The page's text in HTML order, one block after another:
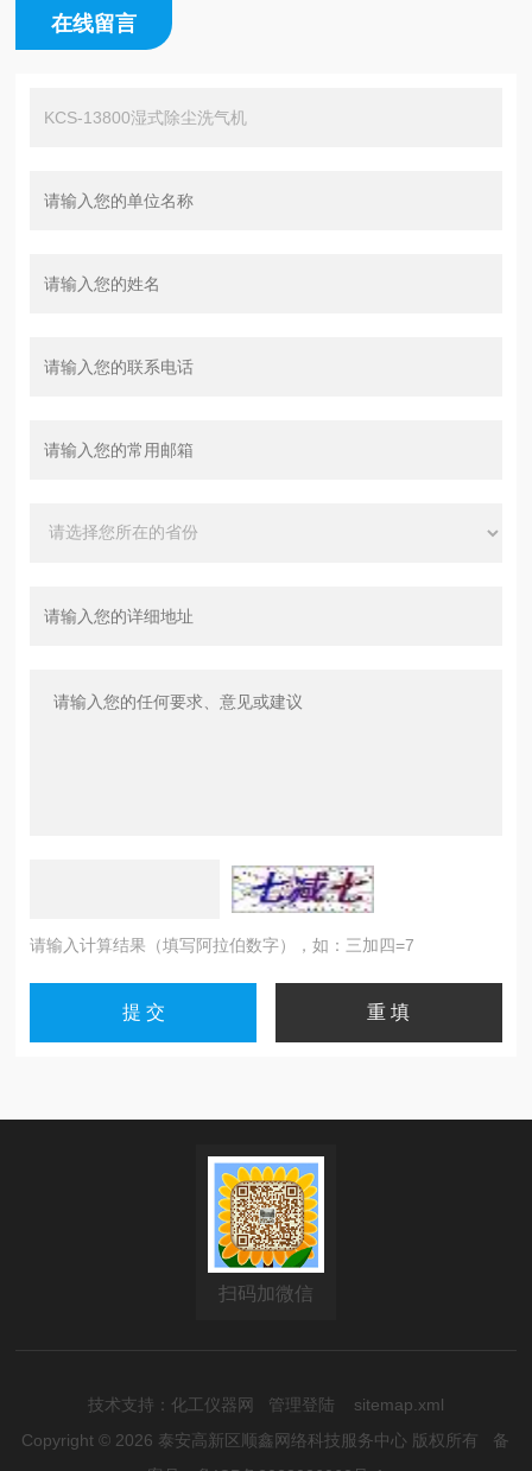
在线留言
请输入计算结果（填写阿拉伯数字），如：三加四=7
扫码加微信
技术支持： 化工仪器网 管理登陆
sitemap.xml
Copyright © 2026 泰安高新区顺鑫网络科技服务中心 版权所有 备